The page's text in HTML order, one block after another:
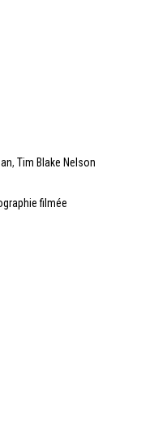
, Tim Blake Nelson
filmée